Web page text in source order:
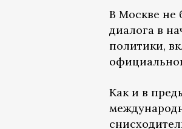
В Москве не
диалога в
политики,
Как и в